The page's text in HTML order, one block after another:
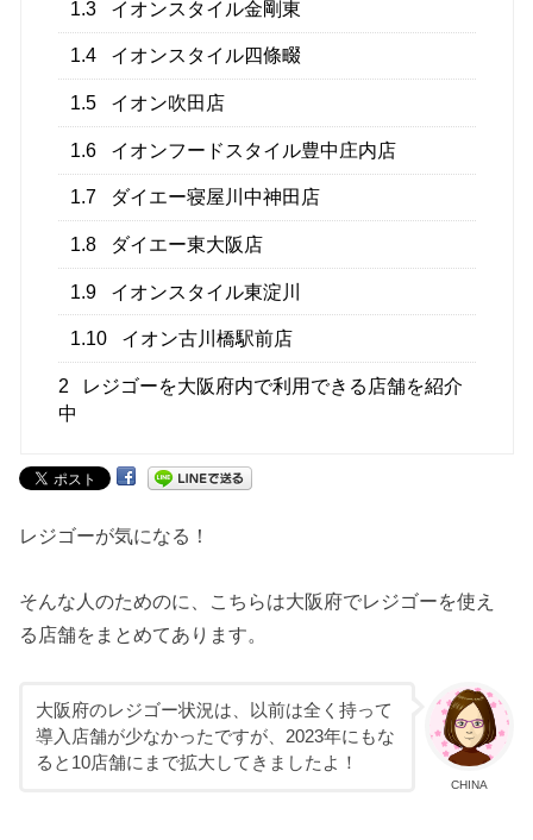
1.3 イオンスタイル金剛東
1.4 イオンスタイル四條畷
1.5 イオン吹田店
1.6 イオンフードスタイル豊中庄内店
1.7 ダイエー寝屋川中神田店
1.8 ダイエー東大阪店
1.9 イオンスタイル東淀川
1.10 イオン古川橋駅前店
2
レジゴーを大阪府内で利用できる店舗を紹介
中
レジゴーが気になる！
そんな人のためのに、こちらは大阪府でレジゴーを使え
る店舗をまとめてあります。
CHINA
大阪府のレジゴー状況は、以前は全く持って
導入店舗が少なかったですが、2023年にもな
ると10店舗にまで拡大してきましたよ！